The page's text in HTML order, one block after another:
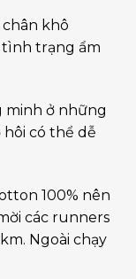
chân khô
trạng ẩm
minh ở những
có thể dễ
100% nên
các runners
Ngoài chạy